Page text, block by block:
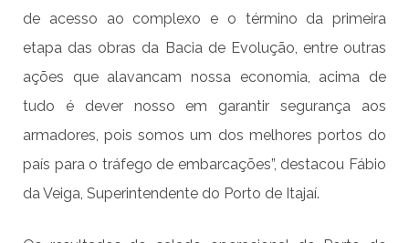
de acesso ao complexo e o término da primeira
etapa das obras da Bacia de Evolução, entre outras
ações que alavancam nossa economia, acima de
tudo é dever nosso em garantir segurança aos
armadores, pois somos um dos melhores portos do
país para o tráfego de embarcações”, destacou Fábio
da Veiga, Superintendente do Porto de Itajaí.